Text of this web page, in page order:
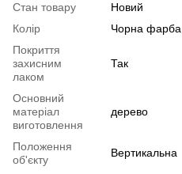
Стан товару
Новий
Колір
Чорна фарба
Покриття
захисним
лаком
Так
Основний
матеріал
виготовлення
дерево
Положення
об'єкту
Вертикальна